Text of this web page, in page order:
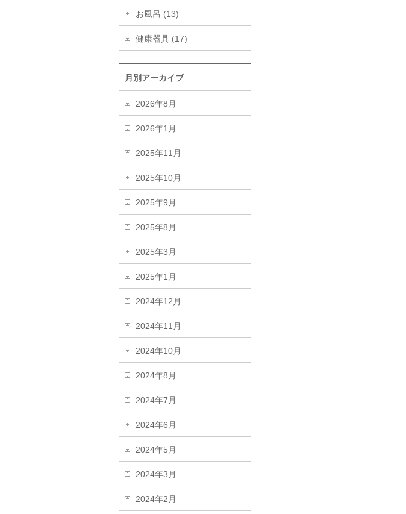
お風呂 (13)
健康器具 (17)
月別アーカイブ
2026年8月
2026年1月
2025年11月
2025年10月
2025年9月
2025年8月
2025年3月
2025年1月
2024年12月
2024年11月
2024年10月
2024年8月
2024年7月
2024年6月
2024年5月
2024年3月
2024年2月